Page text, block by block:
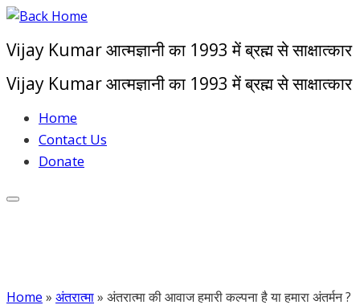
Skip
content
Vijay Kumar आत्मज्ञानी का 1993 में ब्रह्म से साक्षात्कार
Vijay Kumar आत्मज्ञानी का 1993 में ब्रह्म से साक्षात्कार
Home
Contact Us
Donate
Home » अंतरात्मा» अंतरात्मा की आवाज हमारी कल्पना है या हमारा अंतर्मन ?